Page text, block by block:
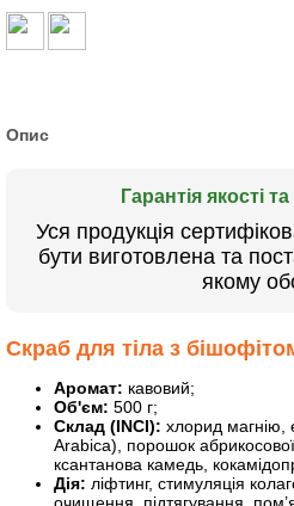
Опис
Гарантія якості
Уся продукція
бути виготовлена та
якому
Скраб для тіла з
Аромат: кавовий;
Об'єм: 500 г;
Склад (INCI): хлорид магнію,
Arabica), порошок абрикосової
ксантанова камедь,
Дія: ліфтинг, стимуляція